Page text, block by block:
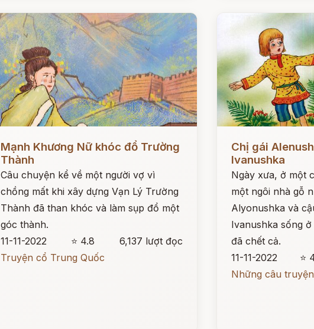
Mạnh Khương Nữ khóc đổ Trường
Thành
Câu chuyện kể về một người vợ vì
chồng mất khi xây dựng Vạn Lý Trường
Thành đã than khóc và làm sụp đổ một
góc thành.
11-11-2022
⭐ 4.8
6,137 lượt đọc
Truyện cổ Trung Quốc
Chị gái
Ivanushka
Ngày xưa, ở một
một ngôi nhà gỗ
Alyonushka và
Ivanushka sống
đã chết cả.
11-11-2022
⭐
Những câu